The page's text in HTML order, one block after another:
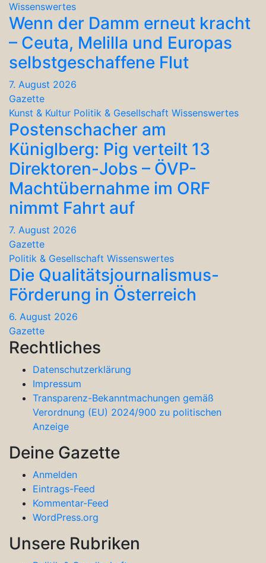
Wissenswertes
Wenn der Damm erneut kracht
– Ceuta, Melilla und Europas
selbstgeschaffene Flut
7. August 2026
Gazette
Kunst & Kultur Politik & Gesellschaft Wissenswertes
Postenschacher am
Küniglberg: Pig verteilt 13
Direktoren-Jobs – ÖVP-
Machtübernahme im ORF
nimmt Fahrt auf
7. August 2026
Gazette
Politik & Gesellschaft Wissenswertes
Die Qualitätsjournalismus-
Förderung in Österreich
6. August 2026
Gazette
Rechtliches
Datenschutzerklärung
Impressum
Transparenz-Bekanntmachungen gemäß
Verordnung (EU) 2024/900 zu politischen
Anzeige
Deine Gazette
Anmelden
Eintrags-Feed
Kommentar-Feed
WordPress.org
Unsere Rubriken